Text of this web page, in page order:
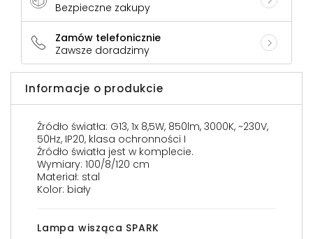
Bezpieczne zakupy
Zamów telefonicznie
Zawsze doradzimy
Informacje o produkcie
Źródło światła: G13, 1x 8,5W, 850lm, 3000K, ~230V,
50Hz, IP20, klasa ochronności I
Źródło światła jest w komplecie.
Wymiary: 100/8/120 cm
Materiał: stal
Kolor: biały
Lampa wisząca SPARK